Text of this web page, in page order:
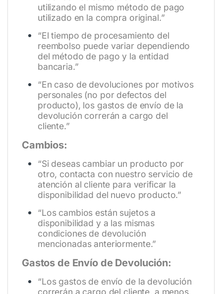
utilizando el mismo método de pago
utilizado en la compra original.”
“El tiempo de procesamiento del
reembolso puede variar dependiendo
del método de pago y la entidad
bancaria.”
“En caso de devoluciones por motivos
personales (no por defectos del
producto), los gastos de envío de la
devolución correrán a cargo del
cliente.”
Cambios:
“Si deseas cambiar un producto por
otro, contacta con nuestro servicio de
atención al cliente para verificar la
disponibilidad del nuevo producto.”
“Los cambios están sujetos a
disponibilidad y a las mismas
condiciones de devolución
mencionadas anteriormente.”
Gastos de Envío de Devolución:
“Los gastos de envío de la devolución
correrán a cargo del cliente, a menos